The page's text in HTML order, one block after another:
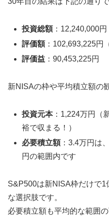
投資総額：12,240,000円
評価額：102,693,225円
評価益 ：90,453,225円
新NISAの枠や平均積立額の
投資元本：1,224万円（
裕で収まる！）
必要積立額：3.4万円は
円の範囲内です
S&P500は新NISA枠だけで
な選択肢です。
必要積立額も平均的な範囲